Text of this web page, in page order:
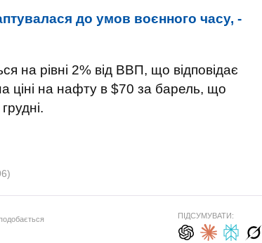
до умов воєнного часу, -
на рівні 2% від ВВП, що відповідає
ціні на нафту в $70 за барель, що
ПІДСУМУВАТИ: